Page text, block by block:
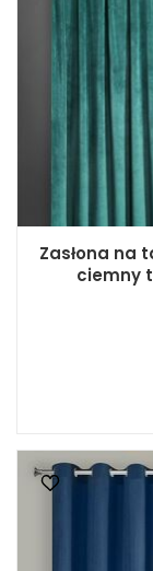
Zasłona na
ciemny